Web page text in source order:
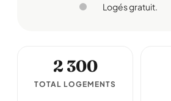
Logés gratuit.
2 300
TOTAL LOGEMENTS